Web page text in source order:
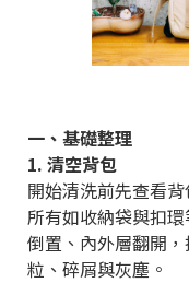
一、基礎整理
1. 清空背包
開始清洗前先查看
所有如收納袋與扣
倒置、內外層翻開
粒、碎屑與灰塵。